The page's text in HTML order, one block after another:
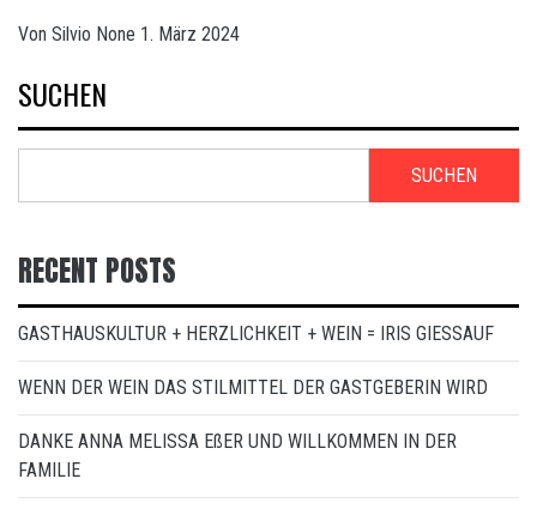
Von Silvio None 1. März 2024
SUCHEN
SUCHEN
RECENT POSTS
GASTHAUSKULTUR + HERZLICHKEIT + WEIN = IRIS GIESSAUF
WENN DER WEIN DAS STILMITTEL DER GASTGEBERIN WIRD
DANKE ANNA MELISSA EßER UND WILLKOMMEN IN DER
FAMILIE